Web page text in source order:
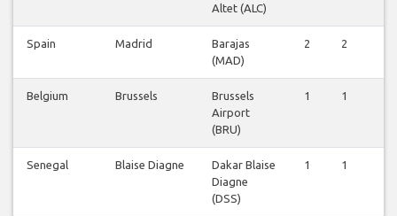
Altet (ALC)
Spain Madrid
Barajas
(MAD)
2 2
Belgium Brussels
Brussels
Airport
(BRU)
1 1
Senegal Blaise Diagne
Dakar Blaise
Diagne
(DSS)
1 1